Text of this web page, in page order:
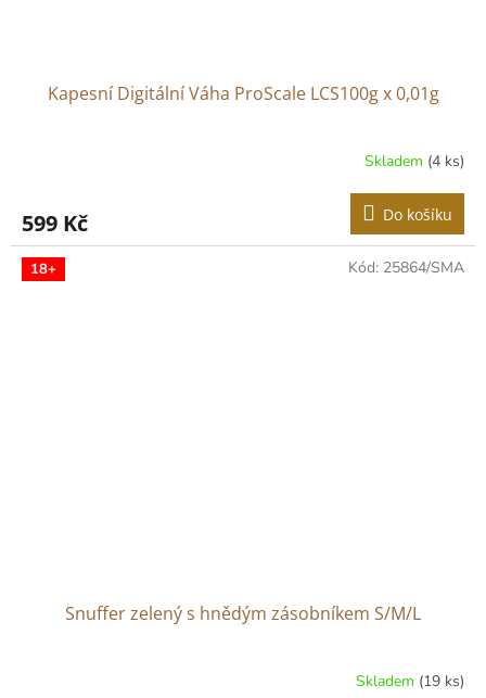
Kapesní Digitální Váha ProScale LCS100g x 0,01g
Skladem (4 ks)
599 Kč Do košíku
18+
Snuffer zelený s hnědým zásobníkem S/M/L
Skladem (19 ks)
Kód: 25864/SMA